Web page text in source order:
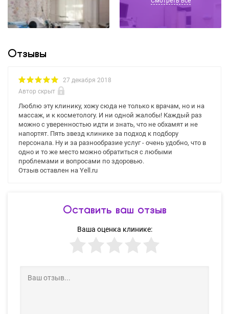
Отзывы
27 декабря 2018
Автор скрыт
Люблю эту клинику, хожу сюда не только к врачам, но и на
массаж, и к косметологу. И ни одной жалобы! Каждый раз
можно с уверенностью идти и знать, что не обхамят и не
напортят. Пять звезд клинике за подход к подбору
персонала. Ну и за разнообразие услуг - очень удобно, что в
одно и то же место можно обратиться с любыми
проблемами и вопросами по здоровью.
Отзыв оставлен на Yell.ru
Оставить ваш отзыв
Ваша оценка клинике: